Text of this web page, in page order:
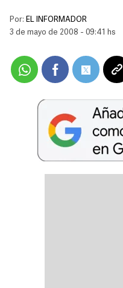
Por: EL INFORMADOR
3 de mayo de 2008 - 09:41 hs